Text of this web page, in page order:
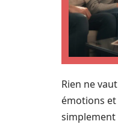
Rien ne
émotions
simplement